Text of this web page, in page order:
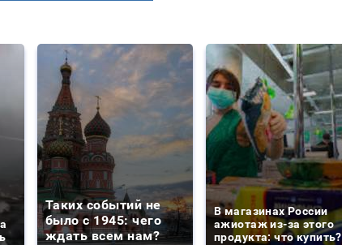
Таких событий не
было с 1945: чего
ждать всем нам?
В магазинах России
ажиотаж из-за этого
продукта: что купить?